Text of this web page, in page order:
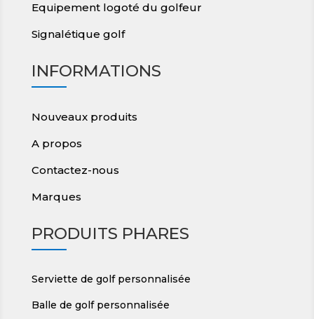
Equipement logoté du golfeur
Signalétique golf
INFORMATIONS
Nouveaux produits
A propos
Contactez-nous
Marques
PRODUITS PHARES
Serviette de golf personnalisée
Balle de golf personnalisée